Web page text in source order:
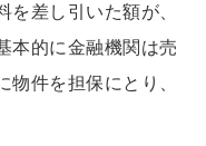
差し引いた額が、
本的に金融機関は売
件を担保にとり、